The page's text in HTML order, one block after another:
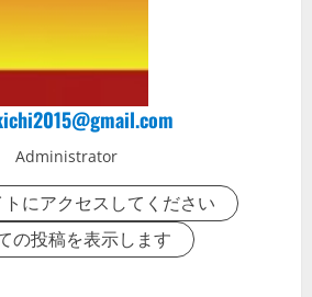
Administrator
にアクセスしてください
の投稿を表示します